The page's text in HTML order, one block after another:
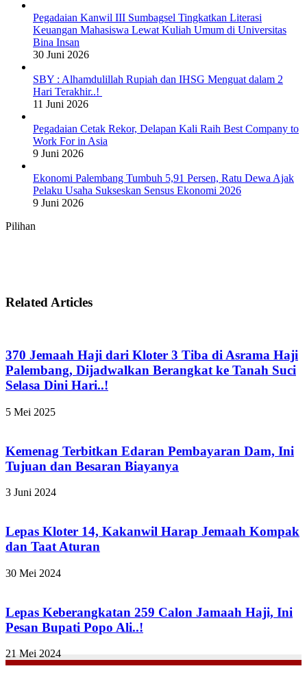
Pegadaian Kanwil III Sumbagsel Tingkatkan Literasi
Keuangan Mahasiswa Lewat Kuliah Umum di Universitas
Bina Insan
30 Juni 2026
SBY : Alhamdulillah Rupiah dan IHSG Menguat dalam 2
Hari Terakhir..!
11 Juni 2026
Pegadaian Cetak Rekor, Delapan Kali Raih Best Company to
Work For in Asia
9 Juni 2026
Ekonomi Palembang Tumbuh 5,91 Persen, Ratu Dewa Ajak
Pelaku Usaha Sukseskan Sensus Ekonomi 2026
9 Juni 2026
Pilihan
Related Articles
370 Jemaah Haji dari Kloter 3 Tiba di Asrama Haji
Palembang, Dijadwalkan Berangkat ke Tanah Suci
Selasa Dini Hari..!
5 Mei 2025
Kemenag Terbitkan Edaran Pembayaran Dam, Ini
Tujuan dan Besaran Biayanya
3 Juni 2024
Lepas Kloter 14, Kakanwil Harap Jemaah Kompak
dan Taat Aturan
30 Mei 2024
Lepas Keberangkatan 259 Calon Jamaah Haji, Ini
Pesan Bupati Popo Ali..!
21 Mei 2024